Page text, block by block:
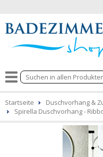
Startseite Duschvorhang &
Spirella Duschvorhang -